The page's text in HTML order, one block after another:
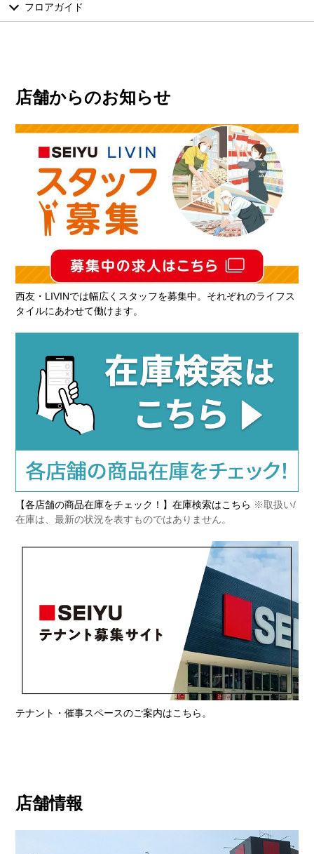
フロアガイド
店舗からのお知らせ
西友・LIVINでは幅広くスタッフを募集中。それぞれのライフス
タイルにあわせて働けます。
【各店舗の商品在庫をチェック！】在庫検索はこちら ※取扱い/
在庫は、最新の状況を表すものではありません。
テナント・催事スペースのご案内はこちら。
店舗情報